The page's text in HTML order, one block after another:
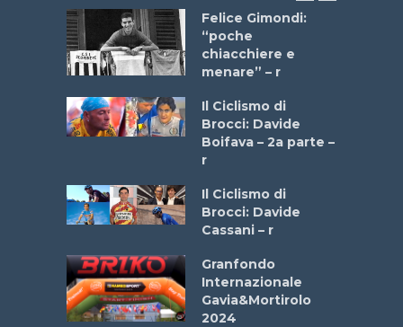
Felice Gimondi:
“poche
chiacchiere e
menare” – r
Il Ciclismo di
Brocci: Davide
Boifava – 2a parte –
r
Il Ciclismo di
Brocci: Davide
Cassani – r
Granfondo
Internazionale
Gavia&Mortirolo
2024